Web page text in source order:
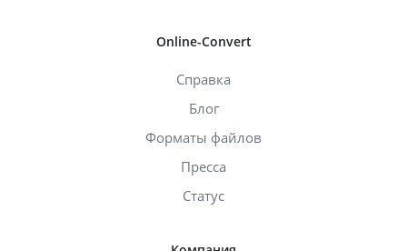
Online-Convert
Справка
Блог
Форматы файлов
Пресса
Статус